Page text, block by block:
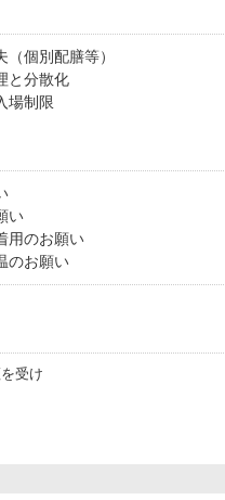
個別配膳等）
と分散化
場制限
い
用のお願い
のお願い
受け